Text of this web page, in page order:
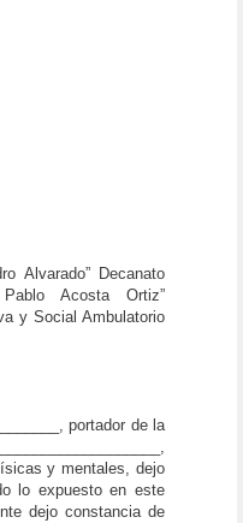
Alvarado” Decanato
Acosta Ortiz”
y Social Ambulatorio
portador de la
y mentales, dejo
lo expuesto en este
dejo constancia de